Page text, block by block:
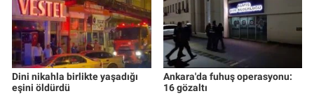
Dini nikahla birlikte yaşadığı
eşini öldürdü
Ankara'da fuhuş operasyonu:
16 gözaltı